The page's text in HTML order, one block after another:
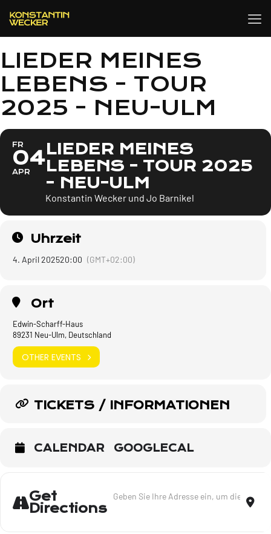
LIEDER MEINES
LEBENS - TOUR
2025 - NEU-ULM
FR
04
APR
LIEDER MEINES
LEBENS - TOUR 2025
- NEU-ULM
Konstantin Wecker und Jo Barnikel
Uhrzeit
4. April 202520:00 (GMT+02:00)
Ort
Edwin-Scharff-Haus
89231 Neu-Ulm, Deutschland
OTHER EVENTS
TICKETS / INFORMATIONEN
CALENDAR GOOGLECAL
Get
Directions